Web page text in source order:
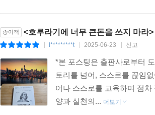
종이책 <호루라기에 너무 큰돈을 쓰지 마라
l*********t 2025-06-23 신고
*본 포스팅은 출판사로부터
토리를 넘어, 스스로를 끊임
어나 스스로를 교육하며 점
양과 실천의... 더보기